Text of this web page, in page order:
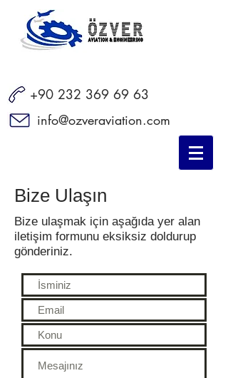
+90 232 369 69 63
info@ozveraviation.com
Bize ulaşmak için aşağıda yer alan
iletişim formunu eksiksiz doldurup
gönderiniz.
Bize Ulaşın